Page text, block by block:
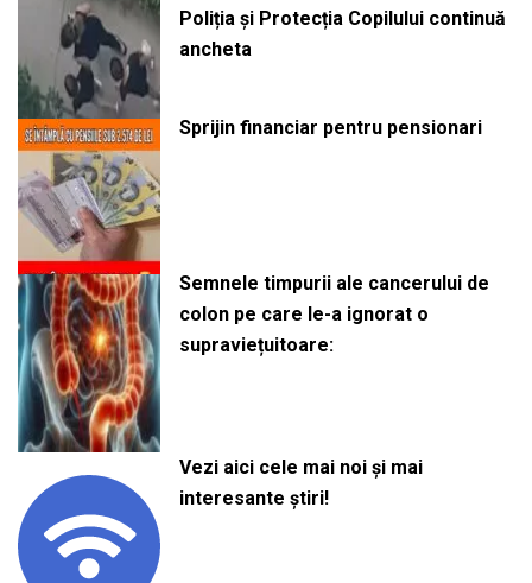
Poliția și Protecția Copilului continuă
ancheta
Sprijin financiar pentru pensionari
Semnele timpurii ale cancerului de
colon pe care le-a ignorat o
supraviețuitoare:
Vezi aici cele mai noi și mai
interesante știri!